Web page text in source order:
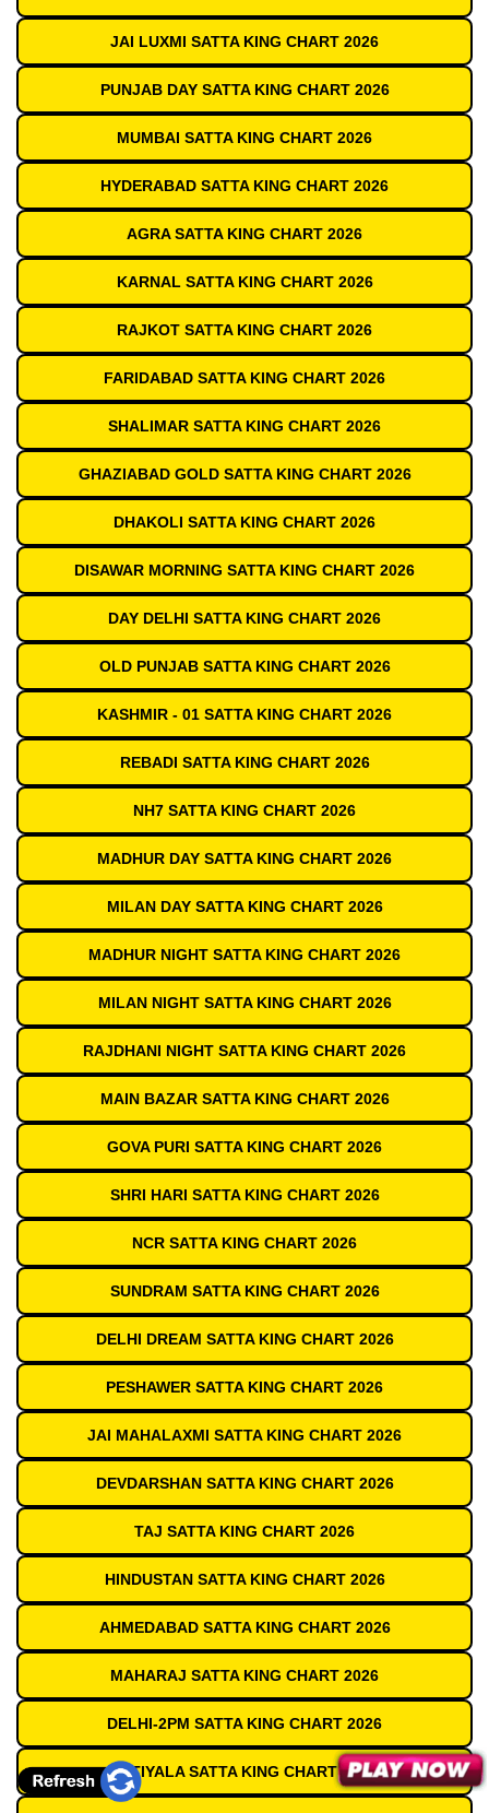
JAI LUXMI SATTA KING CHART 2026
PUNJAB DAY SATTA KING CHART 2026
MUMBAI SATTA KING CHART 2026
HYDERABAD SATTA KING CHART 2026
AGRA SATTA KING CHART 2026
KARNAL SATTA KING CHART 2026
RAJKOT SATTA KING CHART 2026
FARIDABAD SATTA KING CHART 2026
SHALIMAR SATTA KING CHART 2026
GHAZIABAD GOLD SATTA KING CHART 2026
DHAKOLI SATTA KING CHART 2026
DISAWAR MORNING SATTA KING CHART 2026
DAY DELHI SATTA KING CHART 2026
OLD PUNJAB SATTA KING CHART 2026
KASHMIR - 01 SATTA KING CHART 2026
REBADI SATTA KING CHART 2026
NH7 SATTA KING CHART 2026
MADHUR DAY SATTA KING CHART 2026
MILAN DAY SATTA KING CHART 2026
MADHUR NIGHT SATTA KING CHART 2026
MILAN NIGHT SATTA KING CHART 2026
RAJDHANI NIGHT SATTA KING CHART 2026
MAIN BAZAR SATTA KING CHART 2026
GOVA PURI SATTA KING CHART 2026
SHRI HARI SATTA KING CHART 2026
NCR SATTA KING CHART 2026
SUNDRAM SATTA KING CHART 2026
DELHI DREAM SATTA KING CHART 2026
PESHAWER SATTA KING CHART 2026
JAI MAHALAXMI SATTA KING CHART 2026
DEVDARSHAN SATTA KING CHART 2026
TAJ SATTA KING CHART 2026
HINDUSTAN SATTA KING CHART 2026
AHMEDABAD SATTA KING CHART 2026
MAHARAJ SATTA KING CHART 2026
DELHI-2PM SATTA KING CHART 2026
PATIYALA SATTA KING CHART 2026